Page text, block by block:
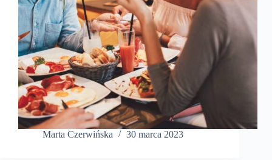
Marta Czerwińska 30 marca 2023